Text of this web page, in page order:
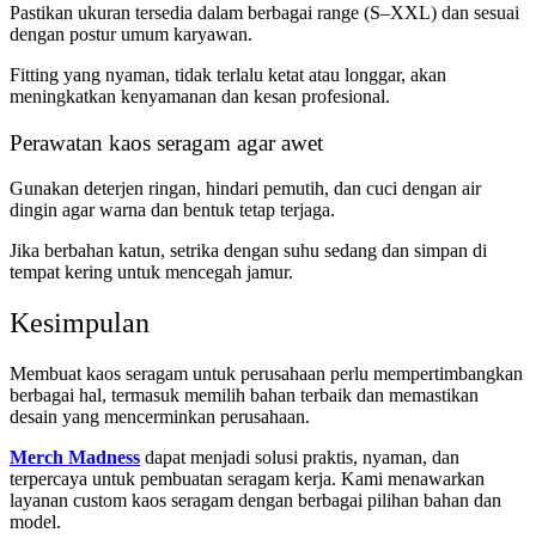
Pastikan ukuran tersedia dalam berbagai range (S–XXL) dan sesuai
dengan postur umum karyawan.
Fitting yang nyaman, tidak terlalu ketat atau longgar, akan
meningkatkan kenyamanan dan kesan profesional.
Perawatan kaos seragam agar awet
Gunakan deterjen ringan, hindari pemutih, dan cuci dengan air
dingin agar warna dan bentuk tetap terjaga.
Jika berbahan katun, setrika dengan suhu sedang dan simpan di
tempat kering untuk mencegah jamur.
Kesimpulan
Membuat kaos seragam untuk perusahaan perlu mempertimbangkan
berbagai hal, termasuk memilih bahan terbaik dan memastikan
desain yang mencerminkan perusahaan.
Merch Madness dapat menjadi solusi praktis, nyaman, dan
terpercaya untuk pembuatan seragam kerja. Kami menawarkan
layanan custom kaos seragam dengan berbagai pilihan bahan dan
model.